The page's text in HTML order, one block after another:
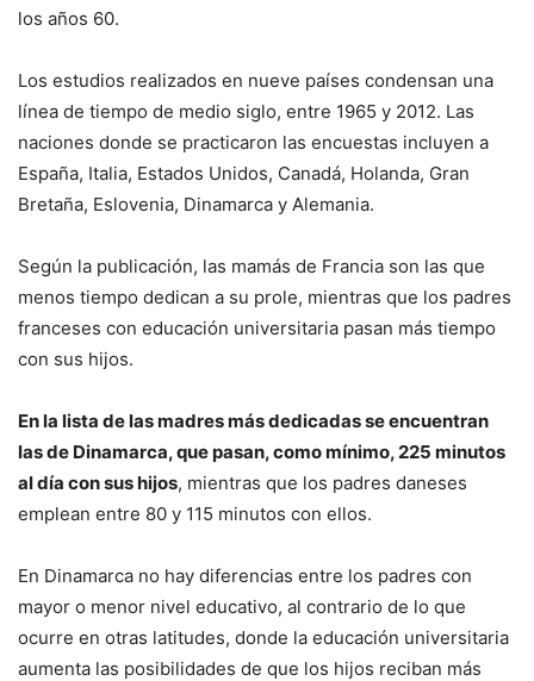
los años 60.
Los estudios realizados en nueve países condensan una
línea de tiempo de medio siglo, entre 1965 y 2012. Las
naciones donde se practicaron las encuestas incluyen a
España, Italia, Estados Unidos, Canadá, Holanda, Gran
Bretaña, Eslovenia, Dinamarca y Alemania.
Según la publicación, las mamás de Francia son las que
menos tiempo dedican a su prole, mientras que los padres
franceses con educación universitaria pasan más tiempo
con sus hijos.
En la lista de las madres más dedicadas se encuentran
las de Dinamarca, que pasan, como mínimo, 225 minutos
al día con sus hijos, mientras que los padres daneses
emplean entre 80 y 115 minutos con ellos.
En Dinamarca no hay diferencias entre los padres con
mayor o menor nivel educativo, al contrario de lo que
ocurre en otras latitudes, donde la educación universitaria
aumenta las posibilidades de que los hijos reciban más